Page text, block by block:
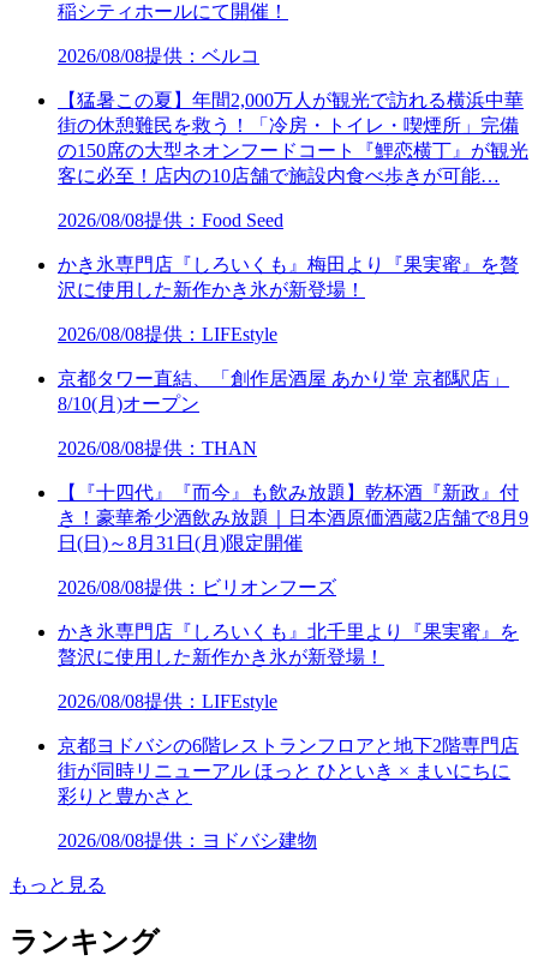
稲シティホールにて開催！
2026/08/08提供：ベルコ
【猛暑この夏】年間2,000万人が観光で訪れる横浜中華
街の休憩難民を救う！「冷房・トイレ・喫煙所」完備
の150席の大型ネオンフードコート『鯉恋横丁』が観光
客に必至！店内の10店舗で施設内食べ歩きが可能…
2026/08/08提供：Food Seed
かき氷専門店『しろいくも』梅田より『果実蜜』を贅
沢に使用した新作かき氷が新登場！
2026/08/08提供：LIFEstyle
京都タワー直結、「創作居酒屋 あかり堂 京都駅店」
8/10(月)オープン
2026/08/08提供：THAN
【『十四代』『而今』も飲み放題】乾杯酒『新政』付
き！豪華希少酒飲み放題｜日本酒原価酒蔵2店舗で8月9
日(日)～8月31日(月)限定開催
2026/08/08提供：ビリオンフーズ
かき氷専門店『しろいくも』北千里より『果実蜜』を
贅沢に使用した新作かき氷が新登場！
2026/08/08提供：LIFEstyle
京都ヨドバシの6階レストランフロアと地下2階専門店
街が同時リニューアル ほっと ひといき × まいにちに
彩りと豊かさと
2026/08/08提供：ヨドバシ建物
もっと見る
ランキング